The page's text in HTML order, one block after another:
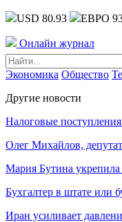
USD 80.93 ЕВРО
Онлайн журнал
Экономика Общество
Другие новости
Налоговые
Олег Михайлов,
Мария Бутина
Бухгалтер в штате или
Иран усиливает